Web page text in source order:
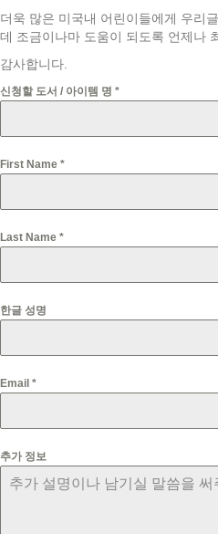
더욱 많은 미국내 어린이들에게 우리
데 조금이나마 도움이 되도록 언제나
감사합니다.
신청할 도서 / 아이템 명 *
First Name *
Last Name *
한글 성명
Email *
추가 정보